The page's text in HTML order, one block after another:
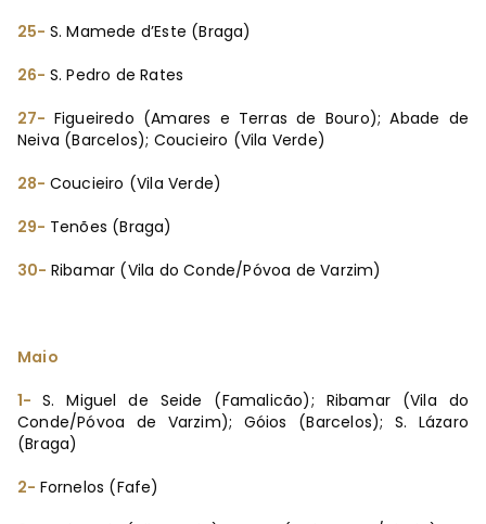
25- S. Mamede d’Este (Braga)
26- S. Pedro de Rates
27- Figueiredo (Amares e Terras de Bouro); Abade de
Neiva (Barcelos); Coucieiro (Vila Verde)
28- Coucieiro (Vila Verde)
29- Tenões (Braga)
30- Ribamar (Vila do Conde/Póvoa de Varzim)
Maio
1-S. Miguel de Seide (Famalicão); Ribamar (Vila do
Conde/Póvoa de Varzim); Góios (Barcelos); S. Lázaro
(Braga)
2- Fornelos (Fafe)